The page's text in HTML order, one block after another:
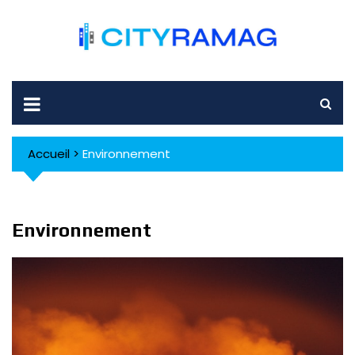
Accueil > Environnement
Environnement